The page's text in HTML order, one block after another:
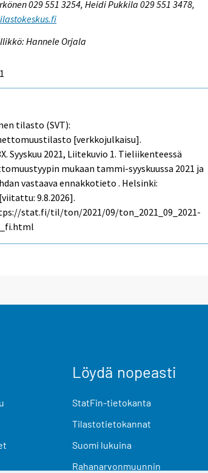
029 551 3254, Heidi Pukkila 029 551 3478,
Hannele Orjala
tilasto (SVT):
[verkkojulkaisu].
Syyskuu 2021, Liitekuvio 1. Tieliikenteessä
mukaan tammi-syyskuussa 2021 ja
vastaava ennakkotieto . Helsinki:
9.8.2026].
stat.fi/til/ton/2021/09/ton_2021_09_2021-
Löydä nopeasti
StatFin-tietokanta
Tilastotietokannat
Suomi lukuina
Rahanarvonmuunnin